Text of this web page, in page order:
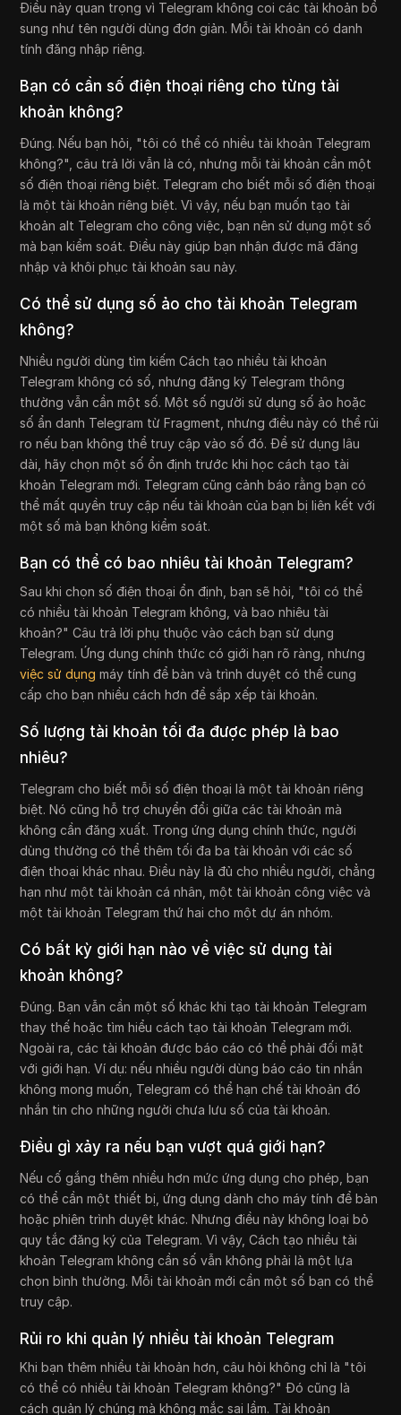
Điều này quan trọng vì Telegram không coi các tài khoản bổ
sung như tên người dùng đơn giản. Mỗi tài khoản có danh
tính đăng nhập riêng.
Bạn có cần số điện thoại riêng cho từng tài
khoản không?
Đúng. Nếu bạn hỏi, "tôi có thể có nhiều tài khoản Telegram
không?", câu trả lời vẫn là có, nhưng mỗi tài khoản cần một
số điện thoại riêng biệt. Telegram cho biết mỗi số điện thoại
là một tài khoản riêng biệt. Vì vậy, nếu bạn muốn tạo tài
khoản alt Telegram cho công việc, bạn nên sử dụng một số
mà bạn kiểm soát. Điều này giúp bạn nhận được mã đăng
nhập và khôi phục tài khoản sau này.
Có thể sử dụng số ảo cho tài khoản Telegram
không?
Nhiều người dùng tìm kiếm Cách tạo nhiều tài khoản
Telegram không có số, nhưng đăng ký Telegram thông
thường vẫn cần một số. Một số người sử dụng số ảo hoặc
số ẩn danh Telegram từ Fragment, nhưng điều này có thể rủi
ro nếu bạn không thể truy cập vào số đó. Để sử dụng lâu
dài, hãy chọn một số ổn định trước khi học cách tạo tài
khoản Telegram mới. Telegram cũng cảnh báo rằng bạn có
thể mất quyền truy cập nếu tài khoản của bạn bị liên kết với
một số mà bạn không kiểm soát.
Bạn có thể có bao nhiêu tài khoản Telegram?
Sau khi chọn số điện thoại ổn định, bạn sẽ hỏi, "tôi có thể
có nhiều tài khoản Telegram không, và bao nhiêu tài
khoản?" Câu trả lời phụ thuộc vào cách bạn sử dụng
Telegram. Ứng dụng chính thức có giới hạn rõ ràng, nhưng
việc sử dụng máy tính để bàn và trình duyệt có thể cung
cấp cho bạn nhiều cách hơn để sắp xếp tài khoản.
Số lượng tài khoản tối đa được phép là bao
nhiêu?
Telegram cho biết mỗi số điện thoại là một tài khoản riêng
biệt. Nó cũng hỗ trợ chuyển đổi giữa các tài khoản mà
không cần đăng xuất. Trong ứng dụng chính thức, người
dùng thường có thể thêm tối đa ba tài khoản với các số
điện thoại khác nhau. Điều này là đủ cho nhiều người, chẳng
hạn như một tài khoản cá nhân, một tài khoản công việc và
một tài khoản Telegram thứ hai cho một dự án nhóm.
Có bất kỳ giới hạn nào về việc sử dụng tài
khoản không?
Đúng. Bạn vẫn cần một số khác khi tạo tài khoản Telegram
thay thế hoặc tìm hiểu cách tạo tài khoản Telegram mới.
Ngoài ra, các tài khoản được báo cáo có thể phải đối mặt
với giới hạn. Ví dụ: nếu nhiều người dùng báo cáo tin nhắn
không mong muốn, Telegram có thể hạn chế tài khoản đó
nhắn tin cho những người chưa lưu số của tài khoản.
Điều gì xảy ra nếu bạn vượt quá giới hạn?
Nếu cố gắng thêm nhiều hơn mức ứng dụng cho phép, bạn
có thể cần một thiết bị, ứng dụng dành cho máy tính để bàn
hoặc phiên trình duyệt khác. Nhưng điều này không loại bỏ
quy tắc đăng ký của Telegram. Vì vậy, Cách tạo nhiều tài
khoản Telegram không cần số vẫn không phải là một lựa
chọn bình thường. Mỗi tài khoản mới cần một số bạn có thể
truy cập.
Rủi ro khi quản lý nhiều tài khoản Telegram
Khi bạn thêm nhiều tài khoản hơn, câu hỏi không chỉ là "tôi
có thể có nhiều tài khoản Telegram không?" Đó cũng là
cách quản lý chúng mà không mắc sai lầm. Tài khoản